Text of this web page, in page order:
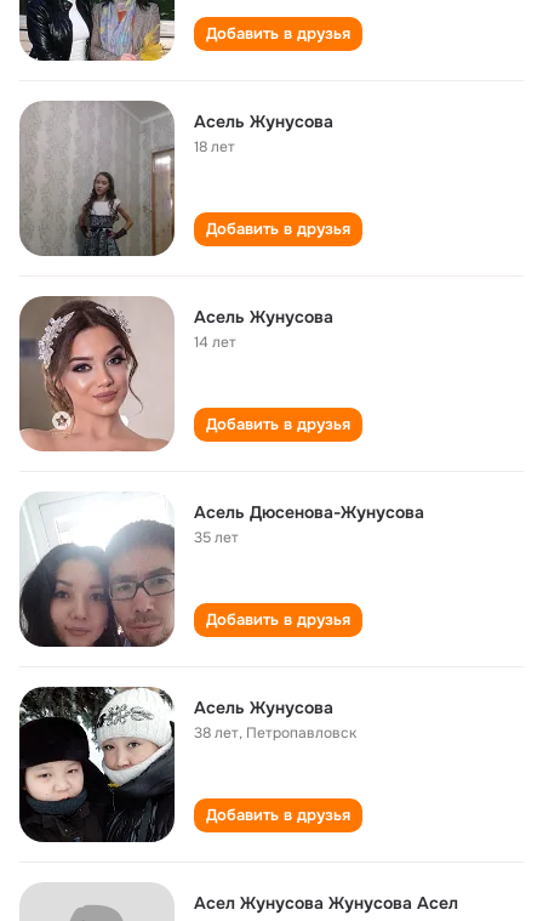
Добавить в друзья
Асель Жунусова
18 лет
Добавить в друзья
Асель Жунусова
14 лет
Добавить в друзья
Асель Дюсенова-Жунусова
35 лет
Добавить в друзья
Асель Жунусова
38 лет, Петропавловск
Добавить в друзья
Асел Жунусова Жунусова Асел